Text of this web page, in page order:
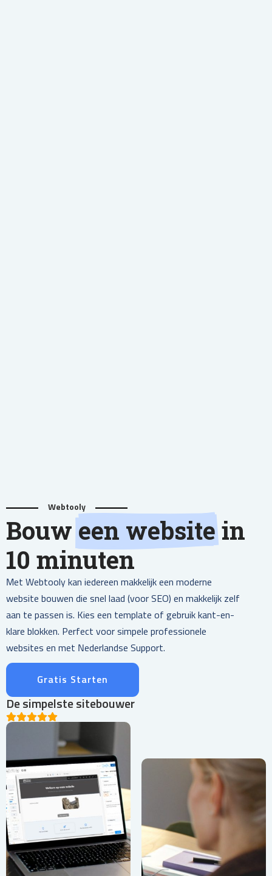
Webtooly
Bouw een website in
10 minuten
Met Webtooly kan iedereen makkelijk een moderne
website bouwen die snel laad (voor SEO) en makkelijk zelf
aan te passen is. Kies een template of gebruik kant-en-
klare blokken. Perfect voor simpele professionele
websites en met Nederlandse Support.
Gratis Starten
De simpelste sitebouwer